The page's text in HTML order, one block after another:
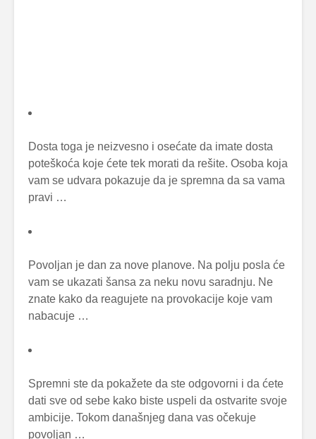
Dosta toga je neizvesno i osećate da imate dosta
poteškoća koje ćete tek morati da rešite. Osoba koja
vam se udvara pokazuje da je spremna da sa vama
pravi …
Povoljan je dan za nove planove. Na polju posla će
vam se ukazati šansa za neku novu saradnju. Ne
znate kako da reagujete na provokacije koje vam
nabacuje …
Spremni ste da pokažete da ste odgovorni i da ćete
dati sve od sebe kako biste uspeli da ostvarite svoje
ambicije. Tokom današnjeg dana vas očekuje
povoljan …